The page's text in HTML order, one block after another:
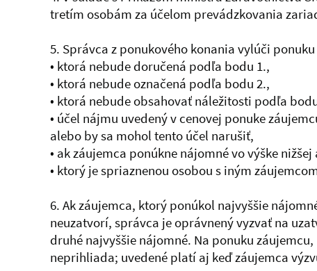
tretím osobám za účelom prevádzkovania
5. Správca z ponukového konania vylúči
• ktorá nebude doručená podľa bodu 1.,
• ktorá nebude označená podľa bodu 2.,
• ktorá nebude obsahovať náležitosti podľa
• účel nájmu uvedený v cenovej ponuke
alebo by sa mohol tento účel narušiť,
• ak záujemca ponúkne nájomné vo výške
• ktorý je spriaznenou osobou s iným
6. Ak záujemca, ktorý ponúkol najvyššie
neuzatvorí, správca je oprávnený vyzvať na
druhé najvyššie nájomné. Na ponuku
neprihliada; uvedené platí aj keď záujemca